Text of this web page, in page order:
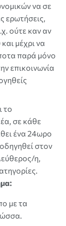
να σε
ερωτήσεις,
ούτε καν αν
μέχρι να
παρά μόνο
επικοινωνία
το
σε κάθε
ένα 24ωρο
στον
η,
με τα